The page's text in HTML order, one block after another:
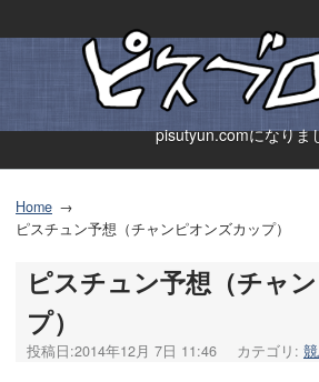
pisutyun.comになりま
Home
ピスチュン予想（チャンピオンズカップ）
ピスチュン予想（チャ
プ）
投稿日:2014年12月 7日 11:46 カテゴリ: